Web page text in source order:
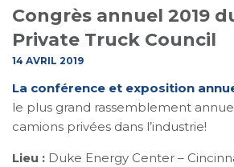
Congrès annuel 2019
Private Truck Council
14 AVRIL 2019
La conférence et exposition
le plus grand rassemblement
camions privées dans l’industrie!
Lieu : Duke Energy Center –